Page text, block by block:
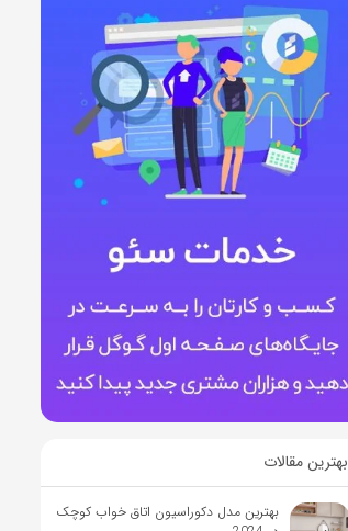
بهترین مقالات
بهترین مدل دکوراسیون اتاق خواب کوچک